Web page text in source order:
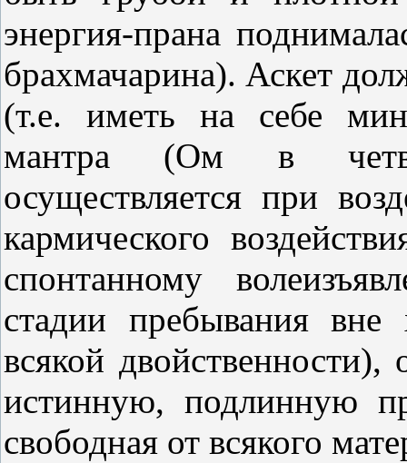
энергия-прана
брахмачарина). Аскет
(т.е. иметь на себе
мантра (Ом в
осуществляется при
кармического
спонтанному
стадии пребывания
всякой двойственности),
истинную, подлинную
свободная от всякого